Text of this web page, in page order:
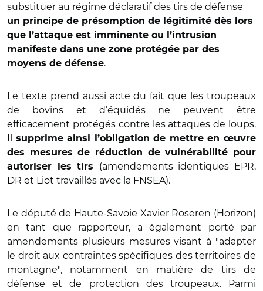
substituer au régime déclaratif des tirs de défense
un principe de présomption de légitimité dès lors
que l’attaque est imminente ou l’intrusion
manifeste dans une zone protégée par des
moyens de défense.
Le texte prend aussi acte du fait que les troupeaux
de bovins et d’équidés ne peuvent être
efficacement protégés contre les attaques de loups.
Il
supprime ainsi l’obligation de mettre en œuvre
des mesures de réduction de vulnérabilité pour
autoriser les tirs (amendements identiques EPR,
DR et Liot travaillés avec la FNSEA).
Le député de Haute-Savoie Xavier Roseren (Horizon)
en tant que rapporteur, a également porté par
amendements plusieurs mesures visant à "adapter
le droit aux contraintes spécifiques des territoires de
montagne", notamment en matière de tirs de
défense et de protection des troupeaux. Parmi